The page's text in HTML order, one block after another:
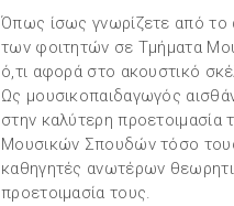
Όπως ίσως γνωρίζετε από το
των φοιτητών σε Τμήματα
ό,τι αφορά στο ακουστικό
Ως μουσικοπαιδαγωγός
στην καλύτερη
Μουσικών Σπουδών τόσο
καθηγητές ανωτέρων
προετοιμασία τους.